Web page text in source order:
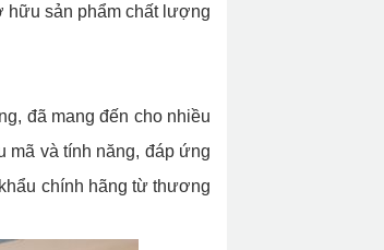
hữu sản phẩm chất lượng
đã mang đến cho nhiều
mã và tính năng, đáp ứng
chính hãng từ thương